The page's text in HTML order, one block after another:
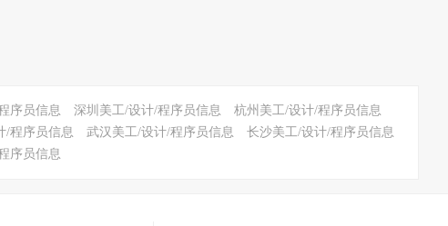
序员信息 深圳美工/设计/程序员信息
杭州美工/设计/程序员信息
/程序员信息 武汉美工/设计/程序员信息
长沙美工/设计/程序员信息
序员信息